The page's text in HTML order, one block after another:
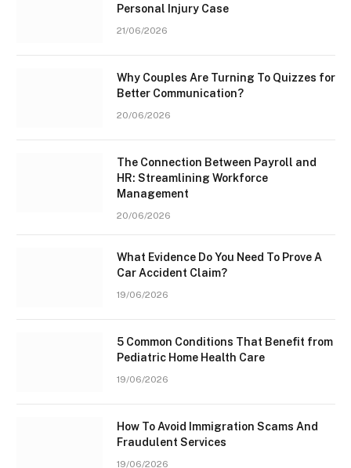
Personal Injury Case
21/06/2026
Why Couples Are Turning To Quizzes for
Better Communication?
20/06/2026
The Connection Between Payroll and
HR: Streamlining Workforce
Management
20/06/2026
What Evidence Do You Need To Prove A
Car Accident Claim?
19/06/2026
5 Common Conditions That Benefit from
Pediatric Home Health Care
19/06/2026
How To Avoid Immigration Scams And
Fraudulent Services
19/06/2026